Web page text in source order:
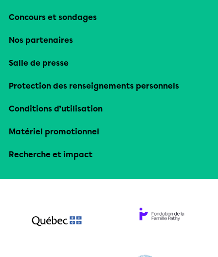
Concours et sondages
Nos partenaires
Salle de presse
Protection des renseignements personnels
Conditions d’utilisation
Matériel promotionnel
Recherche et impact